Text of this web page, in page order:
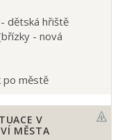
dětská hřiště
- nová
po městě
V
MĚSTA